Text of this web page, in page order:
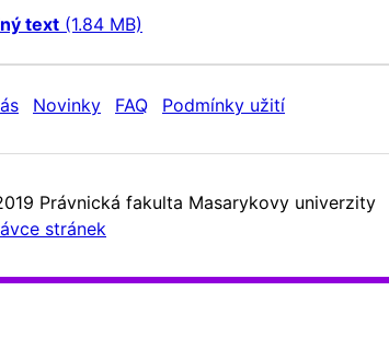
text (1.84 MB)
Novinky FAQ Podmínky užití
Právnická fakulta Masarykovy univerzity
stránek